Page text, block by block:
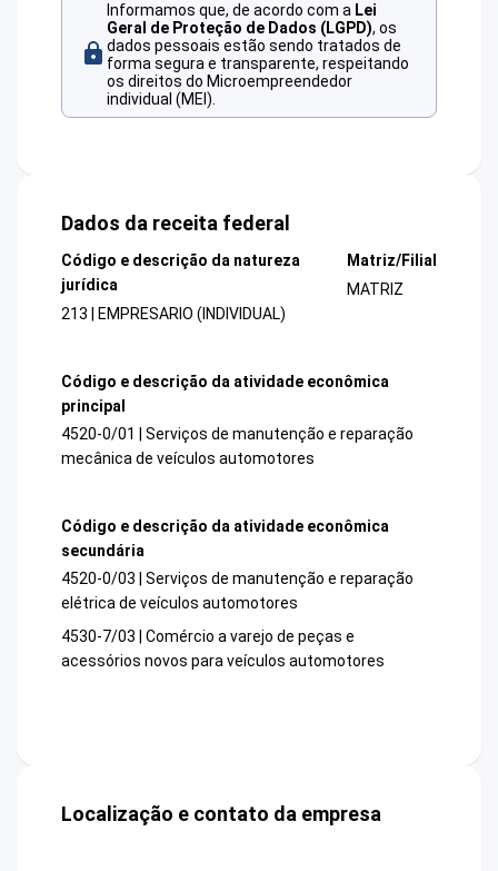
Informamos que, de acordo com a Lei
Geral de Proteção de Dados (LGPD), os
dados pessoais estão sendo tratados de
forma segura e transparente, respeitando
os direitos do Microempreendedor
individual (MEI).
Dados da receita federal
Código e descrição da natureza
jurídica
213 | EMPRESARIO (INDIVIDUAL)
Matriz/Filial
MATRIZ
Código e descrição da atividade econômica
principal
4520-0/01 | Serviços de manutenção e reparação
mecânica de veículos automotores
Código e descrição da atividade econômica
secundária
4520-0/03 | Serviços de manutenção e reparação
elétrica de veículos automotores
4530-7/03 | Comércio a varejo de peças e
acessórios novos para veículos automotores
Localização e contato da empresa